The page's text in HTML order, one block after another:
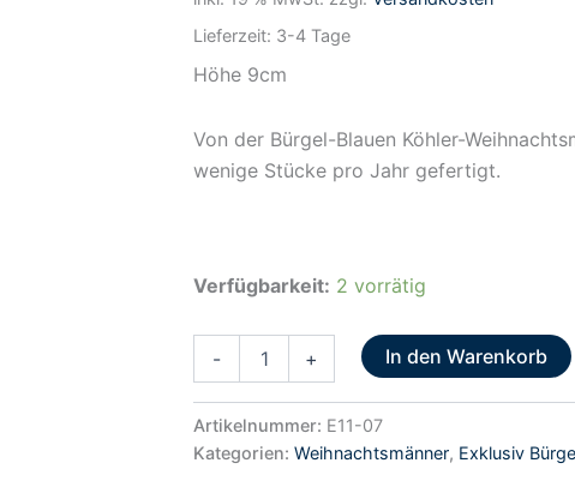
Lieferzeit: 3-4 Tage
Höhe 9cm
Von der Bürgel-Blauen Köhler-
wenige Stücke pro Jahr gefertigt.
Verfügbarkeit: 2 vorrätig
- + In den Warenkorb
Artikelnummer: E11-07
Kategorien:Weihnachtsmänner, Exklusiv